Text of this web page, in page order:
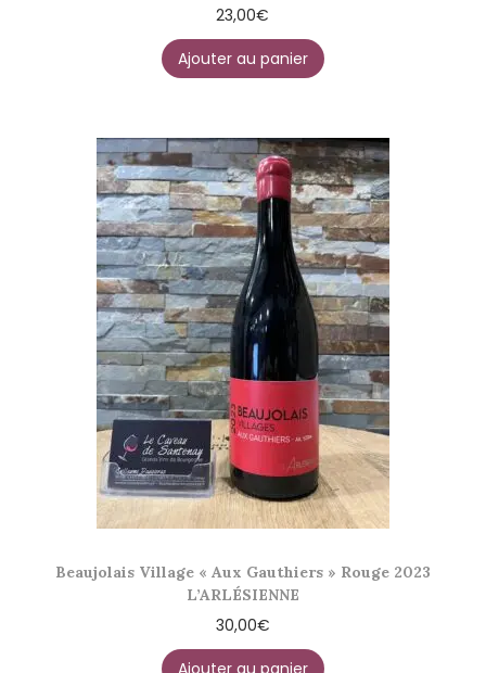
23,00€
Ajouter au panier
Beaujolais Village « Aux Gauthiers » Rouge 2023
L’ARLÉSIENNE
30,00€
Ajouter au panier